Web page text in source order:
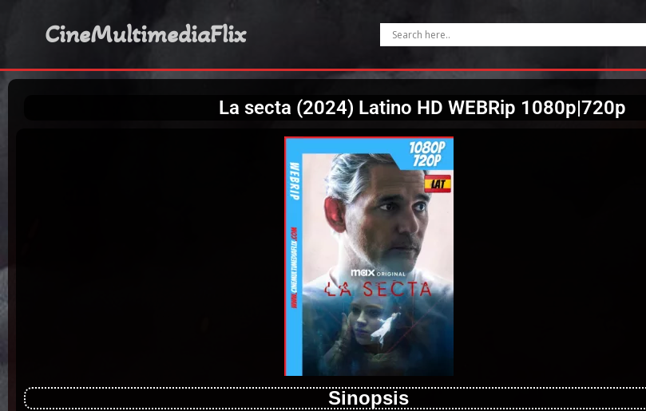
CineMultimediaFlix
La secta (2024) Latino HD WEBRip 1080p|720p
Sinopsis